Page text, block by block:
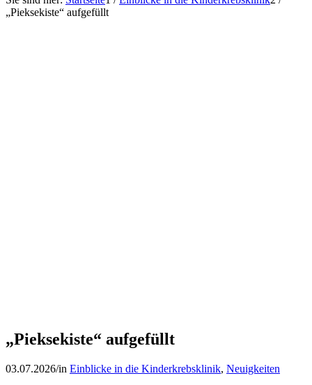
„Pieksekiste“ aufgefüllt
„Pieksekiste“ aufgefüllt
03.07.2026/in Einblicke in die Kinderkrebsklinik, Neuigkeiten